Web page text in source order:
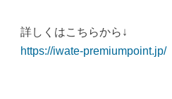
詳しくはこちらから↓
https://iwate-premiumpoint.jp/